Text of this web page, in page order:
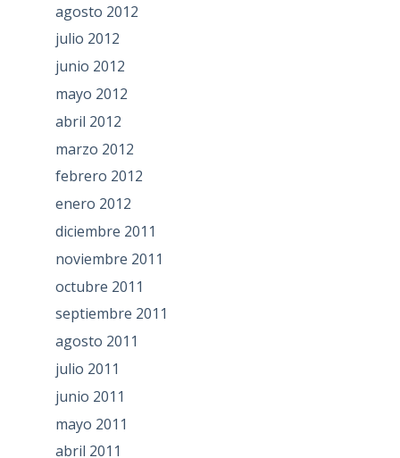
agosto 2012
julio 2012
junio 2012
mayo 2012
abril 2012
marzo 2012
febrero 2012
enero 2012
diciembre 2011
noviembre 2011
octubre 2011
septiembre 2011
agosto 2011
julio 2011
junio 2011
mayo 2011
abril 2011